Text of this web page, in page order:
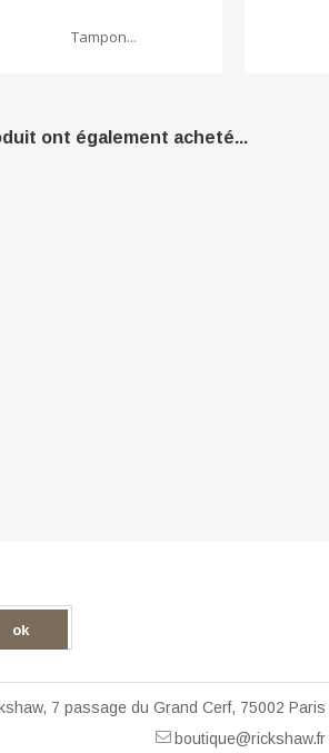
Tampon...
ont également acheté...
ok
7 passage du Grand Cerf, 75002 Paris
boutique@rickshaw.fr